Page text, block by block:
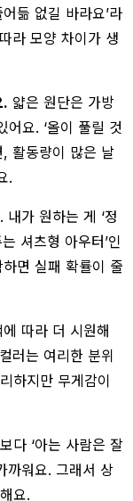
듦 없길 바라요’라
라 모양 차이가 생
. 얇은 원단은 가방
요. ‘올이 풀릴 것
, 활동량이 많은 날
.
가 원하는 게 ‘정
셔츠형 아우터’인
면 실패 확률이 줄
따라 더 시원해
러는 여리한 분위
하지만 무게감이
다 ‘아는 사람은 잘
까워요. 그래서 상
요.